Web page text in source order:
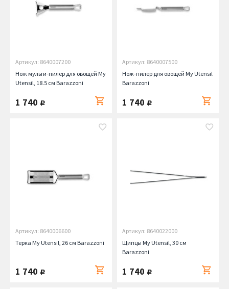
Артикул: 8640007200
Нож мульти-пилер для овощей My
Utensil, 18.5 см Barazzoni
1 740 руб.
Артикул: 8640007500
Нож-пилер для овощей My Utensil
Barazzoni
1 740 руб.
Артикул: 8640006600
Терка My Utensil, 26 см Barazzoni
1 740 руб.
Артикул: 8640022000
Щипцы My Utensil, 30 см
Barazzoni
1 740 руб.